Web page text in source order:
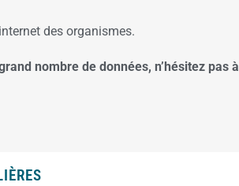
des organismes.
nombre de données, n’hésitez pas à